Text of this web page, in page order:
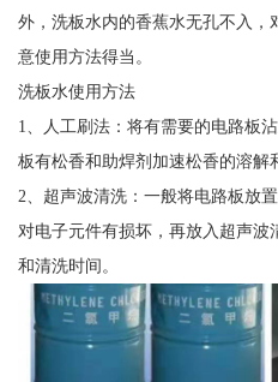
外，洗板水内的香蕉水无孔不入，
意使用方法得当。
洗板水使用方法
1、人工刷法：将有需要的电路板
板有松香和助焊剂加速松香的溶解
2、超声波清洗：一般将电路板放
对电子元件有损坏，再放入超声
和清洗时间。